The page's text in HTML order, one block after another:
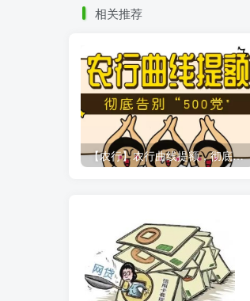
相关推荐
【农行】农行曲线提额，彻底告别“500党”